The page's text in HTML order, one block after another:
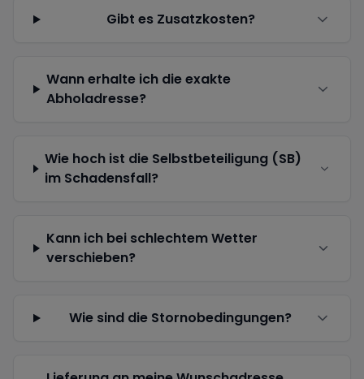
Gibt es Zusatzkosten?
Wann erhalte ich die exakte
Abholadresse?
Wie hoch ist die Selbstbeteiligung (SB)
im Schadensfall?
Kann ich bei schlechtem Wetter
verschieben?
Wie sind die Stornobedingungen?